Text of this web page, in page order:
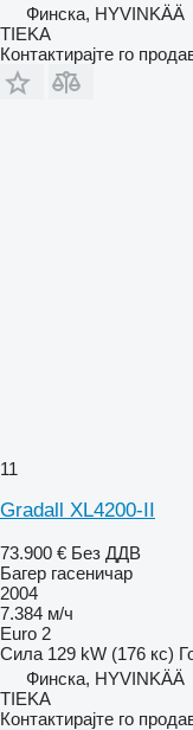
Финска, HYVINKÄÄ
TIEKA
Контактирајте го
11
Gradall XL4200-II
73.900 € Без ДДВ
Багер гасеничар
2004
7.384 м/ч
Euro 2
Сила 129 kW (176 кс)
Финска, HYVINKÄÄ
TIEKA
Контактирајте го